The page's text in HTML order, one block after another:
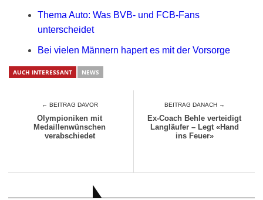
Thema Auto: Was BVB- und FCB-Fans
unterscheidet
Bei vielen Männern hapert es mit der Vorsorge
AUCH INTERESSANT NEWS
← BEITRAG DAVOR
Olympioniken mit
Medaillenwünschen
verabschiedet
BEITRAG DANACH →
Ex-Coach Behle verteidigt
Langläufer – Legt «Hand
ins Feuer»